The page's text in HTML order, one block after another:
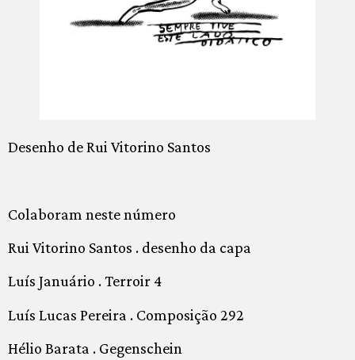
Desenho de Rui Vitorino Santos
Colaboram neste número
Rui Vitorino Santos . desenho da capa
Luís Januário . Terroir 4
Luís Lucas Pereira . Composição 292
Hélio Barata . Gegenschein